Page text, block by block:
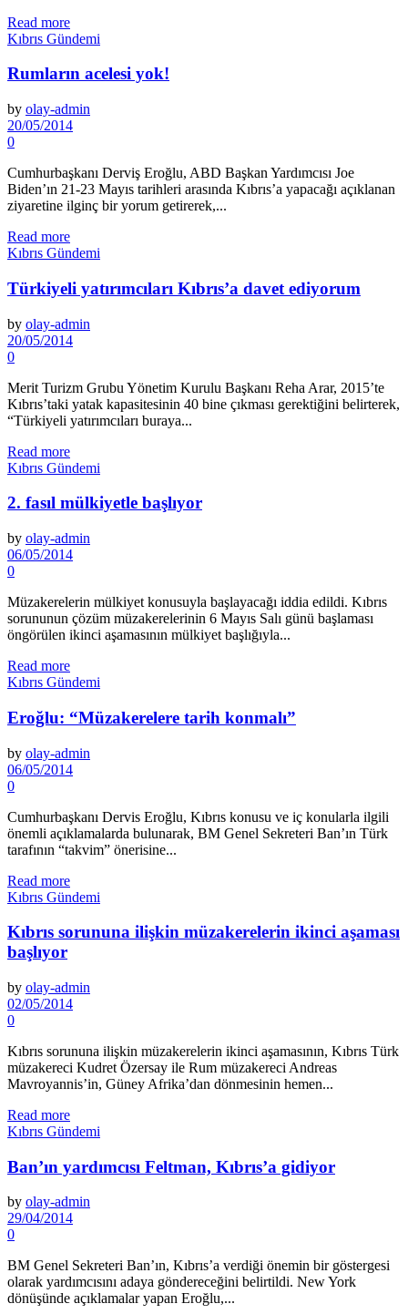
Read more
Kıbrıs Gündemi
Rumların acelesi yok!
by olay-admin
20/05/2014
0
Cumhurbaşkanı Derviş Eroğlu, ABD Başkan Yardımcısı Joe
Biden’ın 21-23 Mayıs tarihleri arasında Kıbrıs’a yapacağı açıklanan
ziyaretine ilginç bir yorum getirerek,...
Read more
Kıbrıs Gündemi
Türkiyeli yatırımcıları Kıbrıs’a davet ediyorum
by olay-admin
20/05/2014
0
Merit Turizm Grubu Yönetim Kurulu Başkanı Reha Arar, 2015’te
Kıbrıs’taki yatak kapasitesinin 40 bine çıkması gerektiğini belirterek,
“Türkiyeli yatırımcıları buraya...
Read more
Kıbrıs Gündemi
2. fasıl mülkiyetle başlıyor
by olay-admin
06/05/2014
0
Müzakerelerin mülkiyet konusuyla başlayacağı iddia edildi. Kıbrıs
sorununun çözüm müzakerelerinin 6 Mayıs Salı günü başlaması
öngörülen ikinci aşamasının mülkiyet başlığıyla...
Read more
Kıbrıs Gündemi
Eroğlu: “Müzakerelere tarih konmalı”
by olay-admin
06/05/2014
0
Cumhurbaşkanı Dervis Eroğlu, Kıbrıs konusu ve iç konularla ilgili
önemli açıklamalarda bulunarak, BM Genel Sekreteri Ban’ın Türk
tarafının “takvim” önerisine...
Read more
Kıbrıs Gündemi
Kıbrıs sorununa ilişkin müzakerelerin ikinci aşaması
başlıyor
by olay-admin
02/05/2014
0
Kıbrıs sorununa ilişkin müzakerelerin ikinci aşamasının, Kıbrıs Türk
müzakereci Kudret Özersay ile Rum müzakereci Andreas
Mavroyannis’in, Güney Afrika’dan dönmesinin hemen...
Read more
Kıbrıs Gündemi
Ban’ın yardımcısı Feltman, Kıbrıs’a gidiyor
by olay-admin
29/04/2014
0
BM Genel Sekreteri Ban’ın, Kıbrıs’a verdiği önemin bir göstergesi
olarak yardımcısını adaya göndereceğini belirtildi. New York
dönüşünde açıklamalar yapan Eroğlu,...